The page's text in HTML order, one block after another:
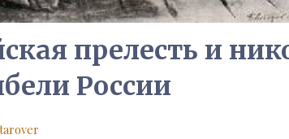
прелесть и
России